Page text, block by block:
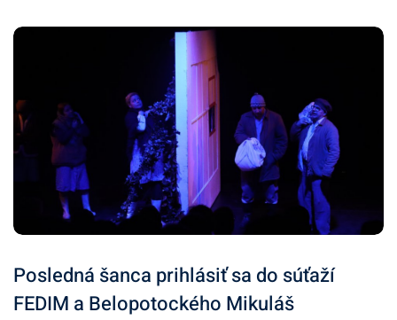
Posledná šanca prihlásiť sa do súťaží
FEDIM a Belopotockého Mikuláš